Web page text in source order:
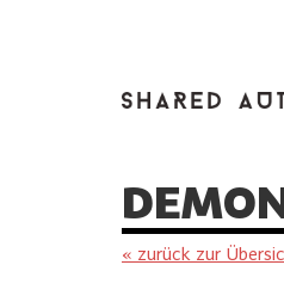
« zurück zur